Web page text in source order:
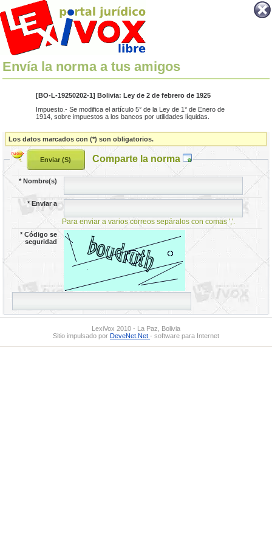
Envía la norma a tus amigos
[BO-L-19250202-1] Bolivia: Ley de 2 de febrero de 1925
Impuesto.- Se modifica el artículo 5° de la Ley de 1° de Enero de
1914, sobre impuestos a los bancos por utilidades líquidas.
Los datos marcados con (*) son obligatorios.
Comparte la norma
*Nombre(s)
*Enviar a
Para enviar a varios correos sepáralos con comas ','.
*Código se
seguridad
LexiVox 2010 - La Paz, Bolivia
Sitio impulsado por DeveNet.Net - software para Internet